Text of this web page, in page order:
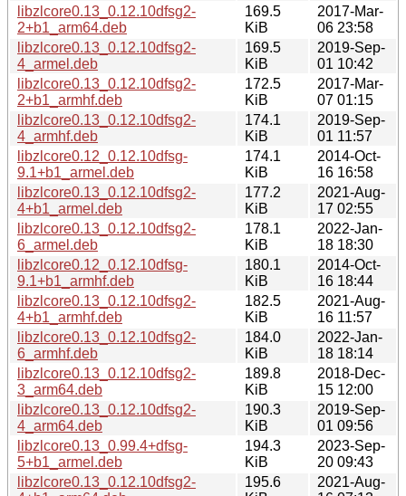
libzlcore0.13_0.12.10dfsg2-
2+b1_arm64.deb
169.5
KiB
2017-Mar-
06 23:58
libzlcore0.13_0.12.10dfsg2-
4_armel.deb
169.5
KiB
2019-Sep-
01 10:42
libzlcore0.13_0.12.10dfsg2-
2+b1_armhf.deb
172.5
KiB
2017-Mar-
07 01:15
libzlcore0.13_0.12.10dfsg2-
4_armhf.deb
174.1
KiB
2019-Sep-
01 11:57
libzlcore0.12_0.12.10dfsg-
9.1+b1_armel.deb
174.1
KiB
2014-Oct-
16 16:58
libzlcore0.13_0.12.10dfsg2-
4+b1_armel.deb
177.2
KiB
2021-Aug-
17 02:55
libzlcore0.13_0.12.10dfsg2-
6_armel.deb
178.1
KiB
2022-Jan-
18 18:30
libzlcore0.12_0.12.10dfsg-
9.1+b1_armhf.deb
180.1
KiB
2014-Oct-
16 18:44
libzlcore0.13_0.12.10dfsg2-
4+b1_armhf.deb
182.5
KiB
2021-Aug-
16 11:57
libzlcore0.13_0.12.10dfsg2-
6_armhf.deb
184.0
KiB
2022-Jan-
18 18:14
libzlcore0.13_0.12.10dfsg2-
3_arm64.deb
189.8
KiB
2018-Dec-
15 12:00
libzlcore0.13_0.12.10dfsg2-
4_arm64.deb
190.3
KiB
2019-Sep-
01 09:56
libzlcore0.13_0.99.4+dfsg-
5+b1_armel.deb
194.3
KiB
2023-Sep-
20 09:43
libzlcore0.13_0.12.10dfsg2-
195.6
2021-Aug-